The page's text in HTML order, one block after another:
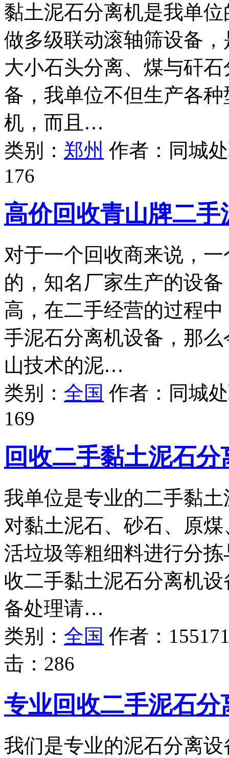
黏土泥石分离机是我单
做多级联动滚轴筛设备
大小石头分离、煤与矸
备，我单位不但生产各
机，而且…
类别： 郑州 作者： 同城
176
高价回收青山牌二手
对于一个回收商来说，
的，知名厂家生产的设
高，在二手经营的过程
手泥石分离机设备，那
山技术的泥…
类别： 全国 作者： 同城
169
回收二手黏土泥石分
我单位是专业的二手黏
对黏土泥石、砂石、原
活垃圾等粗细料进行分
收二手黏土泥石分离机
备处理请…
类别： 全国 作者：
击： 286
专业回收二手泥石分
我们是专业的泥石分离